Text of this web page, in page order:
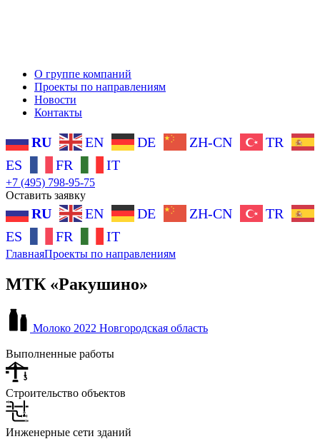
О группе компаний
Проекты по направлениям
Новости
Контакты
RU EN DE ZH-CN
TR
ES
FR IT
+7 (495) 798-95-75
Оставить заявку
RU EN DE ZH-CN
TR
ES
FR IT
ГлавнаяПроекты по направлениям
МТК «Ракушино»
Молоко 2022 Новгородская область
Выполненные работы
Строительство объектов
Инженерные сети зданий